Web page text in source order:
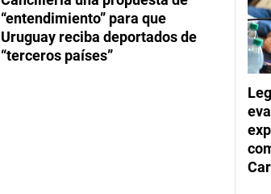
“entendimiento” para que
Uruguay reciba deportados de
“terceros países”